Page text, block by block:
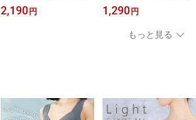
ー カップ付き スムース
フィット 細リブ フリー
2,190 円
紫外線対策 UVカット率9
0％以上 日焼け防止 メッ
シュ 吸汗速乾 ロング 52
cm サイズが選べる M L
1,290 円
もっと見る